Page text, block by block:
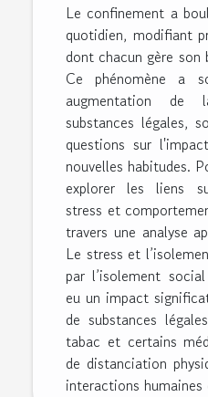
Le confinement a
quotidien, modifiant
dont chacun gère son
Ce phénomène a
augmentation de
substances légales,
questions sur
nouvelles habitudes.
explorer les liens
stress et
travers une analyse
Le stress et
par l’isolement
eu un impact
de substances
tabac et certains
de distanciation
interactions